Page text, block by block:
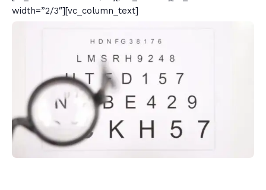
width=”2/3″][vc_column_text]